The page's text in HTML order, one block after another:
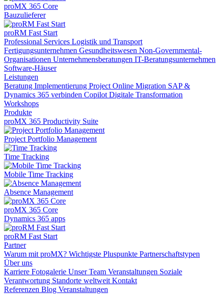
proMX 365 Core
Bauzulieferer
proRM Fast Start
Professional Services Logistik und Transport
Fertigungsunternehmen Gesundheitswesen Non-Governmental-
Organisationen Unternehmensberatungen IT-Beratungsunternehmen
Software-Häuser
Leistungen
Beratung Implementierung Project Online Migration SAP &
Dynamics 365 verbinden Copilot Digitale Transformation
Workshops
Produkte
proMX 365 Productivity Suite
Project Portfolio Management
Time Tracking
Mobile Time Tracking
Absence Management
proMX 365 Core
Dynamics 365 apps
proRM Fast Start
Partner
Warum mit proMX? Wichtigste Pluspunkte Partnerschaftstypen
Über uns
Karriere Fotogalerie Unser Team Veranstaltungen Soziale
Verantwortung Standorte weltweit Kontakt
Referenzen Blog Veranstaltungen